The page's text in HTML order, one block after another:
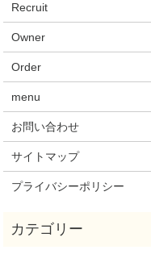
Recruit
Owner
Order
menu
お問い合わせ
サイトマップ
プライバシーポリシー